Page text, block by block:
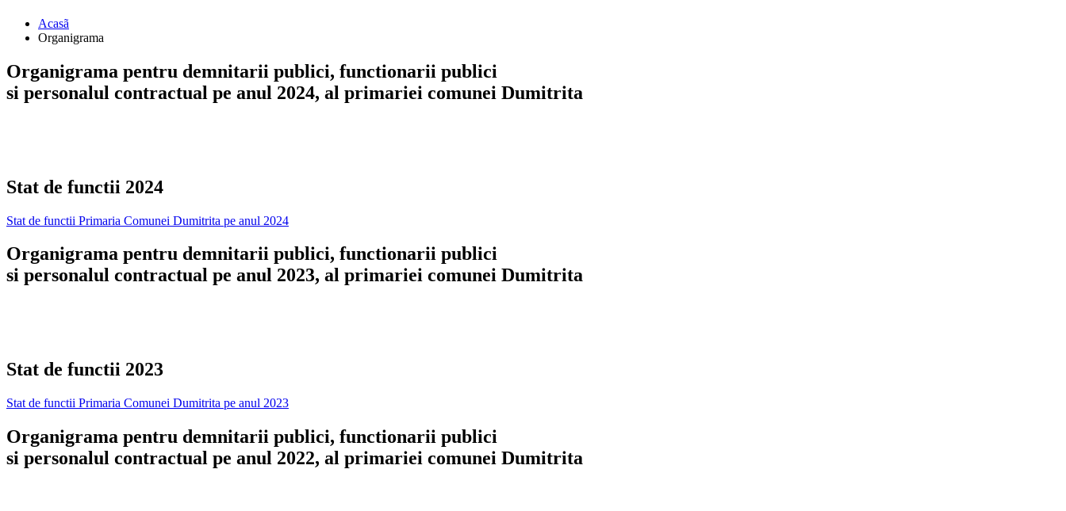
Acasã
Organigrama
Organigrama pentru demnitarii publici, functionarii publici
si personalul contractual pe anul 2024, al primariei comunei Dumitrita
Stat de functii 2024
Stat de functii Primaria Comunei Dumitrita pe anul 2024
Organigrama pentru demnitarii publici, functionarii publici
si personalul contractual pe anul 2023, al primariei comunei Dumitrita
Stat de functii 2023
Stat de functii Primaria Comunei Dumitrita pe anul 2023
Organigrama pentru demnitarii publici, functionarii publici
si personalul contractual pe anul 2022, al primariei comunei Dumitrita